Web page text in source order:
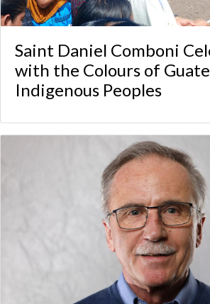
Saint Daniel Comboni
with the Colours of
Indigenous Peoples